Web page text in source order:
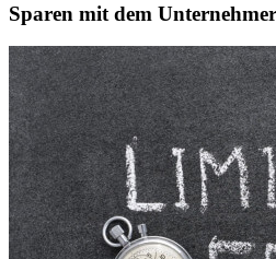
Sparen mit dem